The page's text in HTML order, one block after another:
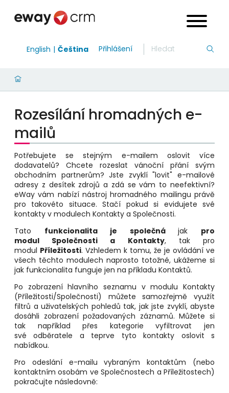
English Čeština Přihlášení
Rozesílání hromadných e-
mailů
Potřebujete se stejným e-mailem oslovit více
dodavatelů? Chcete rozeslat vánoční přání svým
obchodním partnerům? Jste zvyklí "lovit" e-mailové
adresy z desítek zdrojů a zdá se vám to neefektivní?
eWay vám nabízí nástroj hromadného mailingu právě
pro takovéto situace. Stačí pokud si evidujete své
kontakty v modulech Kontakty a Společnosti.
Tato funkcionalita je společná jak pro
modul Společnosti a Kontakty, tak pro
modul Příležitosti. Vzhledem k tomu, že je ovládání ve
všech těchto modulech naprosto totožné, ukážeme si
jak funkcionalita funguje jen na příkladu Kontaktů.
Po zobrazení hlavního seznamu v modulu Kontakty
(Příležitosti/Společnosti) můžete samozřejmě využít
filtrů a uživatelských pohledů tak, jak jste zvyklí, abyste
dosáhli zobrazení požadovaných záznamů. Můžete si
tak například přes kategorie vyfiltrovat jen
své odběratele a teprve tyto kontakty oslovit s
nabídkou.
Pro odeslání e-mailu vybraným kontaktům (nebo
kontaktním osobám ve Společnostech a Příležitostech)
pokračujte následovně: